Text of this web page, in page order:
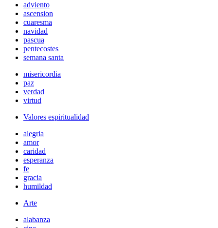
adviento
ascension
cuaresma
navidad
pascua
pentecostes
semana santa
misericordia
paz
verdad
virtud
Valores espiritualidad
alegria
amor
caridad
esperanza
fe
gracia
humildad
Arte
alabanza